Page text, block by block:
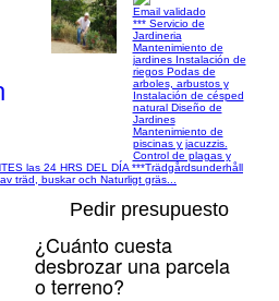
Email validado
*** Servicio de
Jardineria
Mantenimiento de
jardines Instalación de
riegos Podas de
arboles, arbustos y
Instalación de césped
natural Diseño de
Jardines
Mantenimiento de
piscinas y jacuzzis.
Control de plagas y
las 24 HRS DEL DÍA ***Trädgårdsunderhåll
träd, buskar och Naturligt gräs...
Pedir presupuesto
¿Cuánto cuesta
desbrozar una parcela
o terreno?